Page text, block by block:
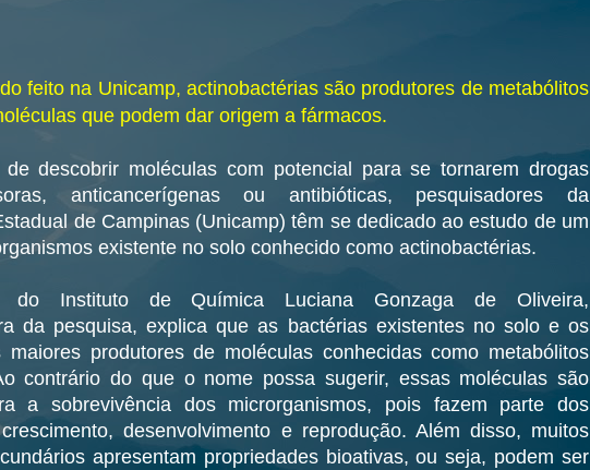
feito na Unicamp, actinobactérias são produtores de metabólitos
que podem dar origem a fármacos.
de descobrir moléculas com potencial para se tornarem drogas
anticancerígenas ou antibióticas, pesquisadores da
de Campinas (Unicamp) têm se dedicado ao estudo de um
existente no solo conhecido como actinobactérias.
do Instituto de Química Luciana Gonzaga de Oliveira,
da pesquisa, explica que as bactérias existentes no solo e os
produtores de moléculas conhecidas como metabólitos
contrário do que o nome possa sugerir, essas moléculas são
a sobrevivência dos microrganismos, pois fazem parte dos
desenvolvimento e reprodução. Além disso, muitos
apresentam propriedades bioativas, ou seja, podem ser